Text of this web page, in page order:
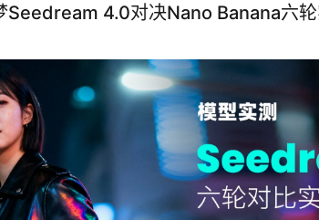
Seedream 4.0对决Nano Banana六